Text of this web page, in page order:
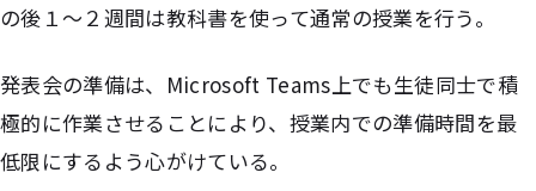
の後１〜２週間は教科書を使って通常の授業を行う。
発表会の準備は、Microsoft Teams上でも生徒同士で積
極的に作業させることにより、授業内での準備時間を最
低限にするよう心がけている。